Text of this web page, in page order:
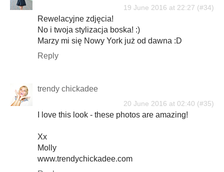
19 June 2016 at 22:27
Rewelacyjne zdjęcia!
No i twoja stylizacja boska! :)
Marzy mi się Nowy York już od dawna :D
Reply
trendy chickadee
20 June 2016 at 02:40
I love this look - these photos are amazing!
Xx
Molly
www.trendychickadee.com